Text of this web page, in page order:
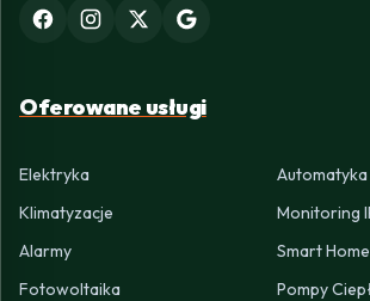
Oferowane usługi
Elektryka
Automatyka
Klimatyzacje
Monitoring
Alarmy
Smart Home
Fotowoltaika
Pompy